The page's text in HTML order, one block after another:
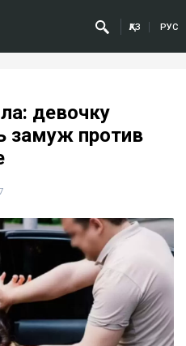
ҚАЗ РУС
девочку
замуж против